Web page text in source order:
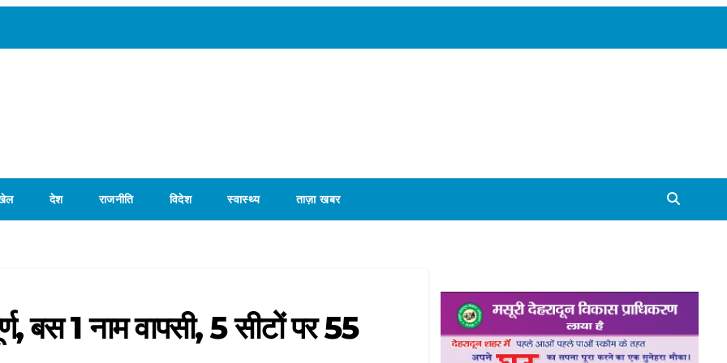
देश राजनीति विदेश स्वास्थ्य ताज़ा खबर
बस 1 नाम वापसी, 5 सीटों पर 55